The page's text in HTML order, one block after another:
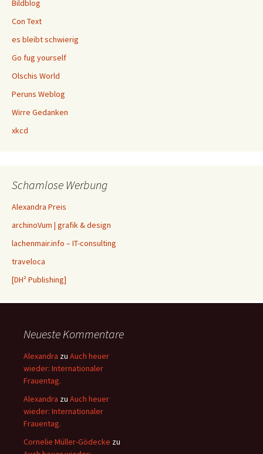
Bildblog
Con Text
es bleibt schwierig
Go fug yourself
Olschis World
Peruns Weblog
Wirre Gedanken
xkcd
Schamlose Werbung
Alexandra Preis
archinoVum | grafik & design
lachenmair.info – IT-consulting
traveloca
[DH² Publishing]
Neueste Kommentare
Alexandra zu Auch heuer
wieder: Internationaler
Frauentag.
Alexandra zu Auch heuer
wieder: Internationaler
Frauentag.
Cornelie Müller-Gödecke zu